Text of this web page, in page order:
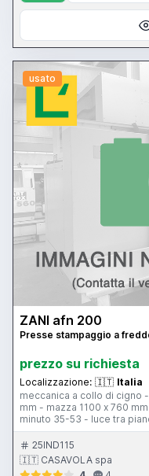
usato
ZANI afn 200
Presse stampaggio a
prezzo su richiesta
Localizzazione: 🇮🇹 Italia
meccanica a collo di cigno
mm - mazza 1100 x 760
minuto 35-53 - luce tra
mm - motore principale 25
premilamiera 30 ton. -
25IND115
🇮🇹 CASAVOLA spa